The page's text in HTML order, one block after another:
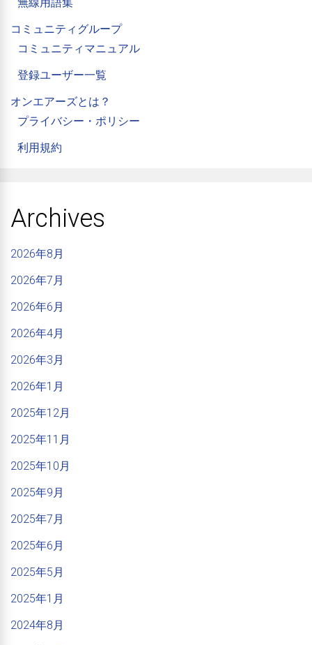
コミュニティグループ
コミュニティマニュアル
登録ユーザー一覧
オンエアーズとは？
プライバシー・ポリシー
利用規約
Archives
2026年8月
2026年7月
2026年6月
2026年4月
2026年3月
2026年1月
2025年12月
2025年11月
2025年10月
2025年9月
2025年7月
2025年6月
2025年5月
2025年1月
2024年8月